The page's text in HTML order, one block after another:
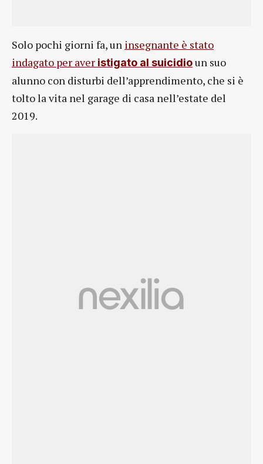
Solo pochi giorni fa, un insegnante è stato
indagato per aver istigato al suicidioun suo
alunno con disturbi dell’apprendimento, che si è
tolto la vita nel garage di casa nell’estate del
2019.